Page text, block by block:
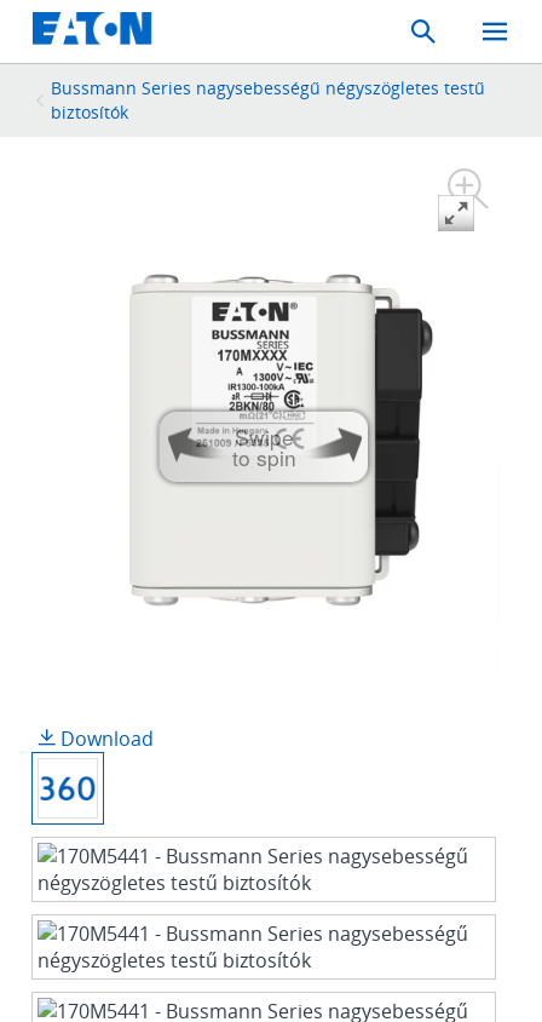
Search
Toggle
Mobile
Menu
Bussmann Series nagysebességű négyszögletes testű
biztosítók
Swipe
to spin
Download